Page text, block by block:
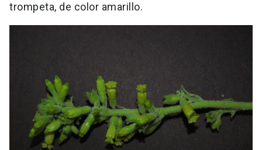
trompeta, de color amarillo.